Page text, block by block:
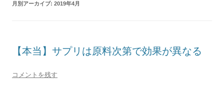
月別アーカイブ: 2019年4月
【本当】サプリは原料次第で効果が異なる
コメントを残す